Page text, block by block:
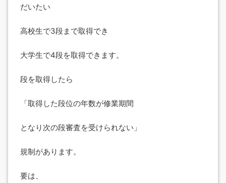
だいたい
高校生で3段まで取得でき
大学生で4段を取得できます。
段を取得したら
「取得した段位の年数が修業期間
となり次の段審査を受けられない」
規制があります。
要は、